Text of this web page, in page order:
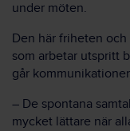
under möten.
Den här friheten
som arbetar utspritt
går
– De spontana
mycket lättare när